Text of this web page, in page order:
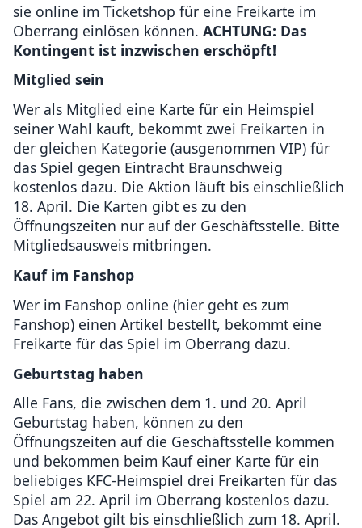
sie online im Ticketshop für eine Freikarte im
Oberrang einlösen können. ACHTUNG: Das
Kontingent ist inzwischen erschöpft!
Mitglied sein
Wer als Mitglied eine Karte für ein Heimspiel
seiner Wahl kauft, bekommt zwei Freikarten in
der gleichen Kategorie (ausgenommen VIP) für
das Spiel gegen Eintracht Braunschweig
kostenlos dazu. Die Aktion läuft bis einschließlich
18. April. Die Karten gibt es zu den
Öffnungszeiten nur auf der Geschäftsstelle. Bitte
Mitgliedsausweis mitbringen.
Kauf im Fanshop
Wer im Fanshop online (hier geht es zum
Fanshop) einen Artikel bestellt, bekommt eine
Freikarte für das Spiel im Oberrang dazu.
Geburtstag haben
Alle Fans, die zwischen dem 1. und 20. April
Geburtstag haben, können zu den
Öffnungszeiten auf die Geschäftsstelle kommen
und bekommen beim Kauf einer Karte für ein
beliebiges KFC-Heimspiel drei Freikarten für das
Spiel am 22. April im Oberrang kostenlos dazu.
Das Angebot gilt bis einschließlich zum 18. April.